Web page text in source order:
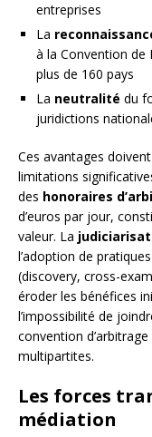
entreprises
La
à la Convention de
plus de 160 pays
La neutralité du
juridictions
Ces avantages
limitations
des honoraires
d’euros par jour,
valeur. La
l’adoption de
(discovery, cross-
éroder les bénéfices
l’impossibilité de
convention
multipartites.
Les forces
médiation